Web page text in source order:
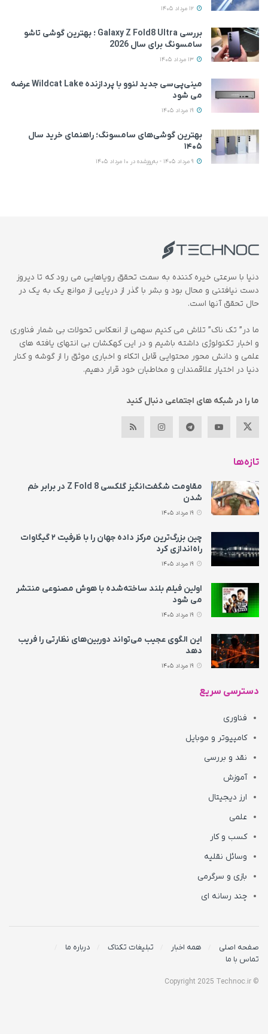
بررسی Galaxy Z Fold8 Ultra ؛ بهترین گوشی تاشو
سامسونگ برای سال 2026
مینی‌پی‌سی جدید لنوو با پردازنده Wildcat Lake عرضه
می‌ شود
بهترین گوشی‌های سامسونگ؛ راهنمای خرید سال
۱۴۰۵
دنیا با سرعتی خیره کننده به سمت تحقق رویاهایی می رود که تا دیروز
دست نیافتنی و محال بود و بشر با گذر از دریایی از موانع یک به یک در
حال تحقق آنها است.
ما در” تک ناک” تلاش می کنیم سهمی از انعکاس تحولات بی شمار فناوری
و اخبار تکنولوژی داشته باشیم و در این کهکشان بی انتهای یافته های
علمی و دانش محور محتوایی قابل اتکاء و اخباری موثق را از گوشه و کنار
دنیا در اختیار علاقمندان و مخاطبان خود قرار دهیم.
ما را در شبکه های اجتماعی دنبال کنید
تازه‌ها
مقاومت شگفت‌انگیز گلکسی Z Fold 8 در برابر خم
شدن
چین بزرگ‌ترین مرکز داده جهان را با ظرفیت ۲ گیگاوات
راه‌اندازی کرد
اولین فیلم بلند ساخته‌شده با هوش مصنوعی منتشر
می‌ شود
این الگوی عجیب می‌تواند دوربین‌های نظارتی را فریب
دهد
دسترسی سریع
فناوری
کامپیوتر و موبایل
نقد و بررسی
آموزش
ارز دیجیتال
علمی
کسب و کار
وسائل نقلیه
بازی و سرگرمی
چند رسانه ای
صفحه اصلی همه اخبار تبلیغات تکناک
درباره ما
تماس با ما
© Copyright 2025 Technoc.ir